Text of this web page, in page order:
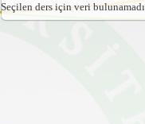
Seçilen ders için veri